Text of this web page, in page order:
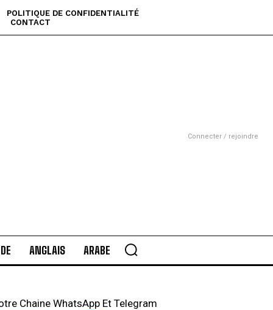
POLITIQUE DE CONFIDENTIALITÉ
CONTACT
Connecter / rejoindre
ANGLAIS ARABE
Chaine WhatsApp Et Telegram